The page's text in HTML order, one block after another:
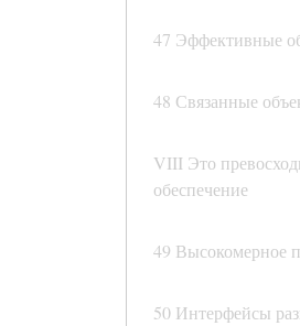
47 Эффективные
48 Связанные
VIII Это
обеспечение
49 Высокомерное
50 Интерфейсы